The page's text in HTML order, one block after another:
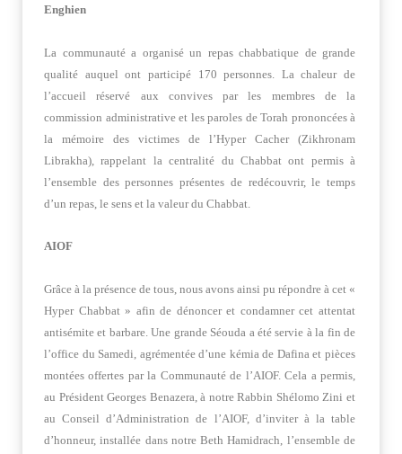
Enghien
La communauté a organisé un repas chabbatique de grande
qualité auquel ont participé 170 personnes. La chaleur de
l’accueil réservé aux convives par les membres de la
commission administrative et les paroles de Torah prononcées à
la mémoire des victimes de l’Hyper Cacher (Zikhronam
Librakha), rappelant la centralité du Chabbat ont permis à
l’ensemble des personnes présentes de redécouvrir, le temps
d’un repas, le sens et la valeur du Chabbat.
AIOF
Grâce à la présence de tous, nous avons ainsi pu répondre à cet «
Hyper Chabbat » afin de dénoncer et condamner cet attentat
antisémite et barbare. Une grande Séouda a été servie à la fin de
l’office du Samedi, agrémentée d’une kémia de Dafina et pièces
montées offertes par la Communauté de l’AIOF. Cela a permis,
au Président Georges Benazera, à notre Rabbin Shélomo Zini et
au Conseil d’Administration de l’AIOF, d’inviter à la table
d’honneur, installée dans notre Beth Hamidrach, l’ensemble de